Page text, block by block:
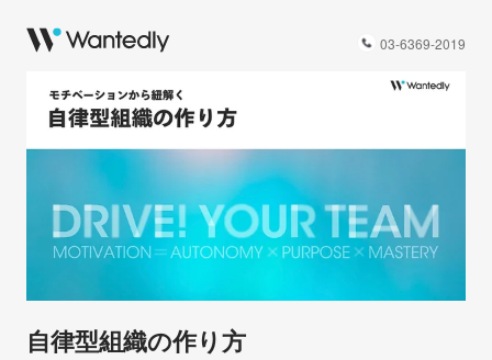
03-6369-2019
自律型組織の作り方